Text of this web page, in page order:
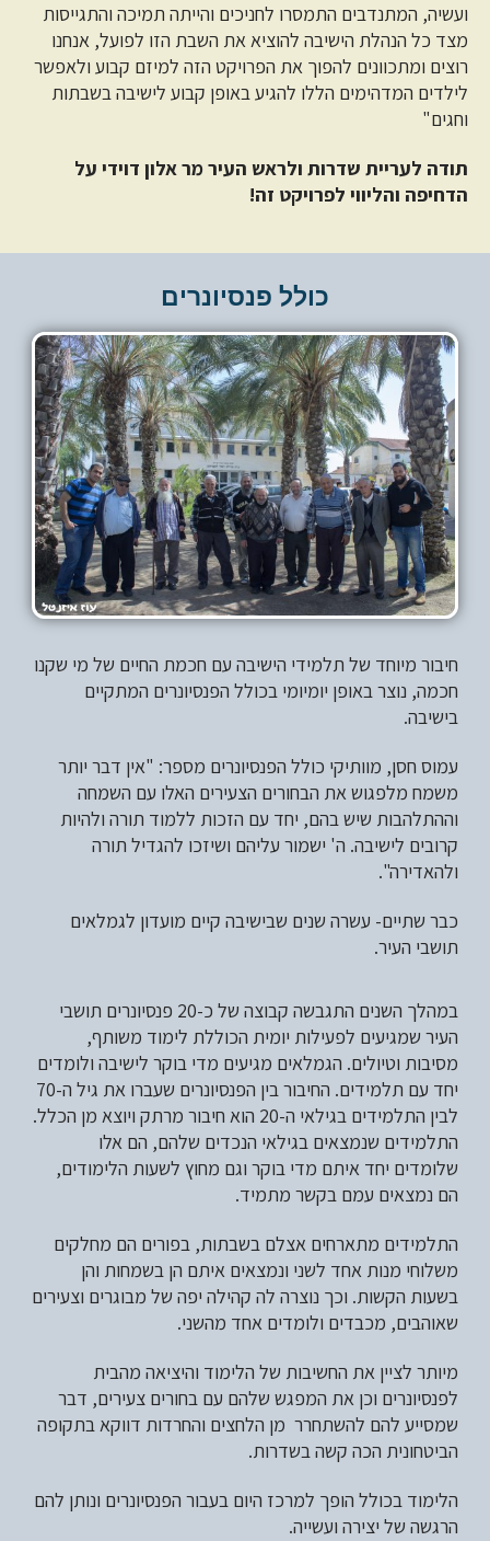
ועשיה, המתנדבים התמסרו לחניכים והייתה תמיכה והתגייסות
מצד כל הנהלת הישיבה להוציא את השבת הזו לפועל, אנחנו
רוצים ומתכוונים להפוך את הפרויקט הזה למיזם קבוע ולאפשר
לילדים המדהימים הללו להגיע באופן קבוע לישיבה בשבתות
וחגים"
תודה לעריית שדרות ולראש העיר מר אלון דוידי על
הדחיפה והליווי לפרויקט זה!
כולל פנסיונרים
חיבור מיוחד של תלמידי הישיבה עם חכמת החיים של מי שקנו
חכמה, נוצר באופן יומיומי בכולל הפנסיונרים המתקיים
בישיבה.
עמוס חסן, מוותיקי כולל הפנסיונרים מספר: "אין דבר יותר
משמח מלפגוש את הבחורים הצעירים האלו עם השמחה
וההתלהבות שיש בהם, יחד עם הזכות ללמוד תורה ולהיות
קרובים לישיבה. ה' ישמור עליהם ושיזכו להגדיל תורה
ולהאדירה".
כבר שתיים- עשרה שנים שבישיבה קיים מועדון לגמלאים
תושבי העיר.
במהלך השנים התגבשה קבוצה של כ-20 פנסיונרים תושבי
העיר שמגיעים לפעילות יומית הכוללת לימוד משותף,
מסיבות וטיולים. הגמלאים מגיעים מדי בוקר לישיבה ולומדים
יחד עם תלמידים. החיבור בין הפנסיונרים שעברו את גיל ה-70
לבין התלמידים בגילאי ה-20 הוא חיבור מרתק ויוצא מן הכלל.
התלמידים שנמצאים בגילאי הנכדים שלהם, הם אלו
שלומדים יחד איתם מדי בוקר וגם מחוץ לשעות הלימודים,
הם נמצאים עמם בקשר מתמיד.
התלמידים מתארחים אצלם בשבתות, בפורים הם מחלקים
משלוחי מנות אחד לשני ונמצאים איתם הן בשמחות והן
בשעות הקשות. וכך נוצרה לה קהילה יפה של מבוגרים וצעירים
שאוהבים, מכבדים ולומדים אחד מהשני.
מיותר לציין את החשיבות של הלימוד והיציאה מהבית
לפנסיונרים וכן את המפגש שלהם עם בחורים צעירים, דבר
שמסייע להם להשתחרר מן הלחצים והחרדות דווקא בתקופה
הביטחונית הכה קשה בשדרות.
הלימוד בכולל הופך למרכז היום בעבור הפנסיונרים ונותן להם
הרגשה של יצירה ועשייה.